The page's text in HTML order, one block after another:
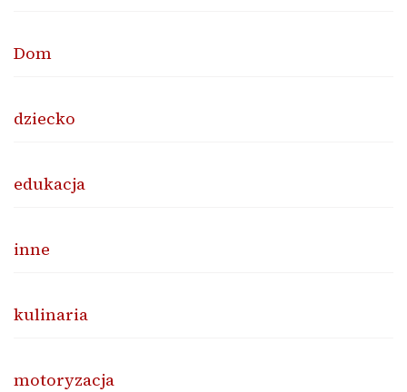
Dom
dziecko
edukacja
inne
kulinaria
motoryzacja